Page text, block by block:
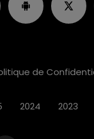
de
2024 2023